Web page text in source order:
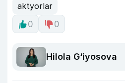
aktyorlar
0
0
Hilola G‘iyosova